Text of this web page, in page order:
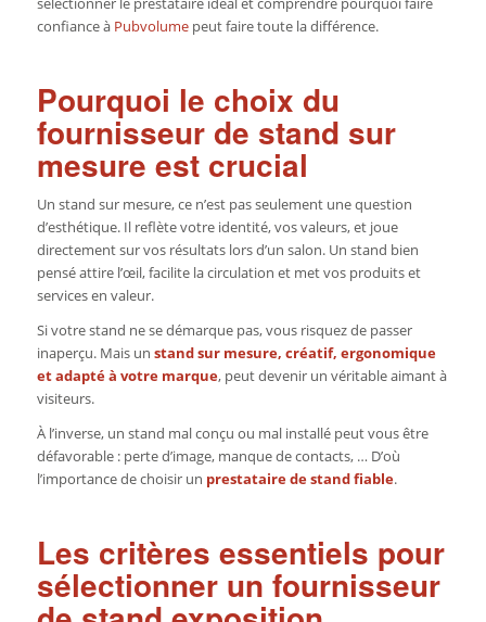
confiance à Pubvolumepeut faire toute la différence.
Pourquoi le choix du
fournisseur de stand sur
mesure est crucial
Un stand sur mesure, ce n’est pas seulement une question
d’esthétique. Il reflète votre identité, vos valeurs, et joue
directement sur vos résultats lors d’un salon. Un stand bien
pensé attire l’œil, facilite la circulation et met vos produits et
services en valeur.
Si votre stand ne se démarque pas, vous risquez de passer
inaperçu. Mais un stand sur mesure, créatif, ergonomique
et adapté à votre marque, peut devenir un véritable aimant à
visiteurs.
À l’inverse, un stand mal conçu ou mal installé peut vous être
défavorable : perte d’image, manque de contacts, … D’où
l’importance de choisir un prestataire de stand fiable.
Les critères essentiels pour
sélectionner un fournisseur